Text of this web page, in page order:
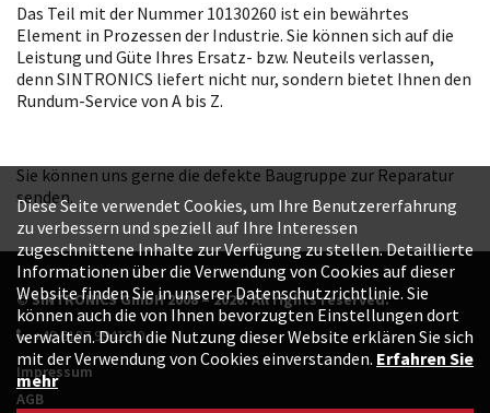
Das Teil mit der Nummer 10130260 ist ein bewährtes
Element in Prozessen der Industrie. Sie können sich auf die
Leistung und Güte Ihres Ersatz- bzw. Neuteils verlassen,
denn SINTRONICS liefert nicht nur, sondern bietet Ihnen den
Rundum-Service von A bis Z.
Sie können uns gerne die defekte Baugruppe zur Reparatur
senden.
© SINTRONICS GmbH 2008 – 2026. All rights reserved.
+49 6187 99413-0
Impressum
AGB
Diese Seite verwendet Cookies, um Ihre Benutzererfahrung
zu verbessern und speziell auf Ihre Interessen
zugeschnittene Inhalte zur Verfügung zu stellen. Detaillierte
Informationen über die Verwendung von Cookies auf dieser
Website finden Sie in unserer Datenschutzrichtlinie. Sie
können auch die von Ihnen bevorzugten Einstellungen dort
verwalten. Durch die Nutzung dieser Website erklären Sie sich
mit der Verwendung von Cookies einverstanden. Erfahren Sie
mehr